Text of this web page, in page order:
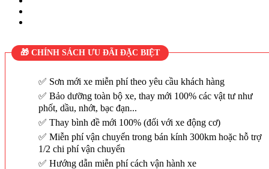
🎁 CHÍNH SÁCH ƯU ĐÃI ĐẶC BIỆT
Sơn mới xe miễn phí theo yêu cầu khách hàng
Bảo dưỡng toàn bộ xe, thay mới 100% các vật tư như
phốt, dầu, nhớt, bạc đạn...
Thay bình đề mới 100% (đối với xe động cơ)
Miễn phí vận chuyển trong bán kính 300km hoặc hỗ trợ
1/2 chi phí vận chuyển
Hướng dẫn miễn phí cách vận hành xe